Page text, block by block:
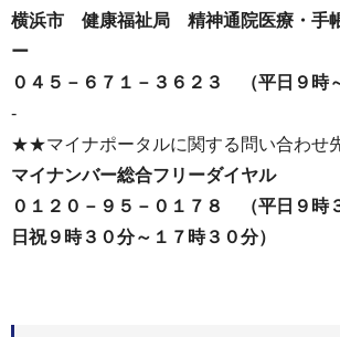
横浜市 健康福祉局 精神通院医療・手
ー
０４５－６７１－３６２３ （平日９時
-
★★マイナポータルに関する問い合わ
マイナンバー総合フリーダイヤル
０１２０－９５－０１７８ （平日９時
日祝９時３０分～１７時３０分）